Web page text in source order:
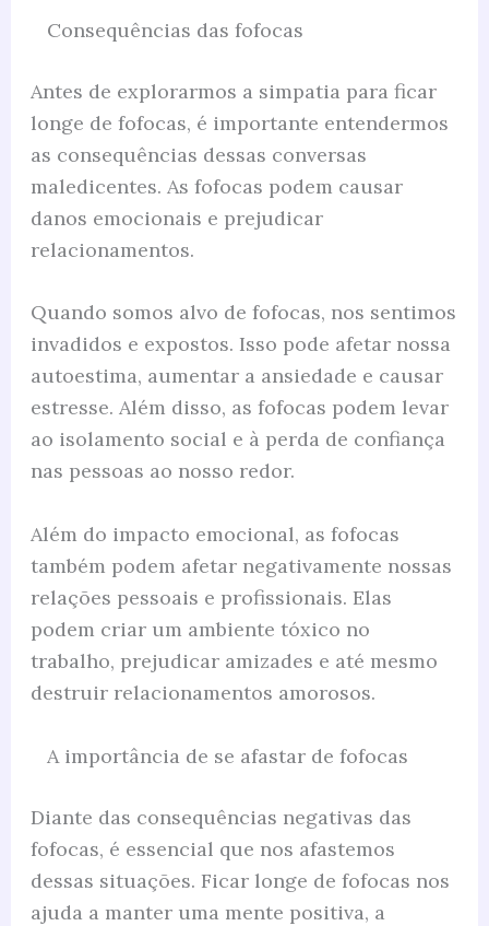
Consequências das fofocas
Antes de explorarmos a simpatia para ficar
longe de fofocas, é importante entendermos
as consequências dessas conversas
maledicentes. As fofocas podem causar
danos emocionais e prejudicar
relacionamentos.
Quando somos alvo de fofocas, nos sentimos
invadidos e expostos. Isso pode afetar nossa
autoestima, aumentar a ansiedade e causar
estresse. Além disso, as fofocas podem levar
ao isolamento social e à perda de confiança
nas pessoas ao nosso redor.
Além do impacto emocional, as fofocas
também podem afetar negativamente nossas
relações pessoais e profissionais. Elas
podem criar um ambiente tóxico no
trabalho, prejudicar amizades e até mesmo
destruir relacionamentos amorosos.
A importância de se afastar de fofocas
Diante das consequências negativas das
fofocas, é essencial que nos afastemos
dessas situações. Ficar longe de fofocas nos
ajuda a manter uma mente positiva, a